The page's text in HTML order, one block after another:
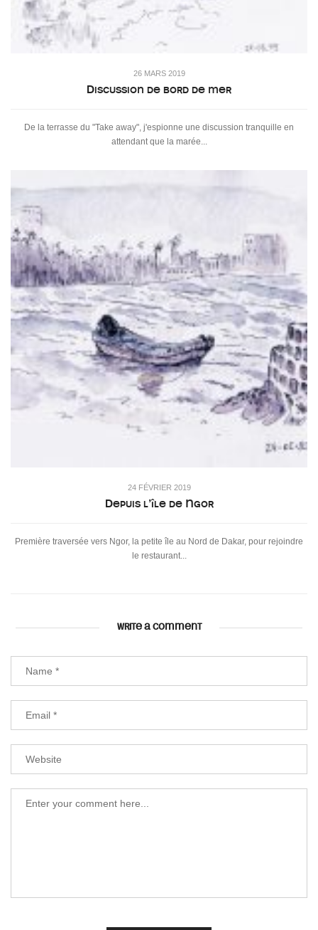
26 MARS 2019
Discussion de bord de mer
De la terrasse du "Take away", j'espionne une discussion tranquille en
attendant que la marée...
24 FÉVRIER 2019
Depuis l’île de Ngor
Première traversée vers Ngor, la petite île au Nord de Dakar, pour rejoindre
le restaurant...
WRITE A COMMENT